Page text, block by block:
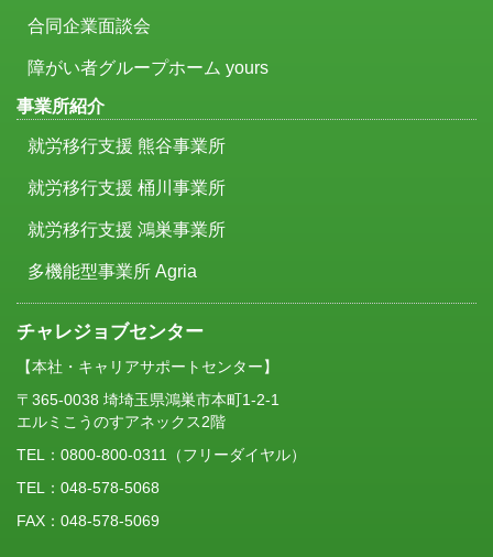
合同企業面談会
障がい者グループホーム yours
事業所紹介
就労移行支援 熊谷事業所
就労移行支援 桶川事業所
就労移行支援 鴻巣事業所
多機能型事業所 Agria
チャレジョブセンター
【本社・キャリアサポートセンター】
〒365-0038 埼埼玉県鴻巣市本町1-2-1
エルミこうのすアネックス2階
TEL： 0800-800-0311
（フリーダイヤル）
TEL：048-578-5068
FAX：048-578-5069